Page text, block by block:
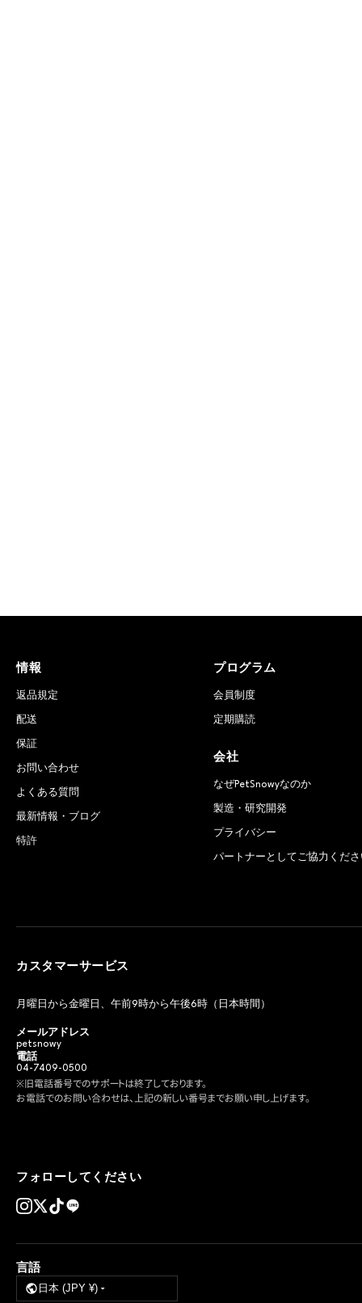
情報
返品規定
配送
保証
お問い合わせ
よくある質問
最新情報・ブログ
特許
プログラム
会員制度
定期購読
会社
なぜPetSnowyなのか
製造・研究開発
プライバシー
パートナーとしてご協力くださ
カスタマーサービス
月曜日から金曜日、午前9時から午後6時（日本時間）
メールアドレス
petsnowy
電話
04-7409-0500
※旧電話番号でのサポートは終了しております。
お電話でのお問い合わせは、上記の新しい番号までお願い申し上げます。
フォローしてください
言語
日本 (JPY ¥)